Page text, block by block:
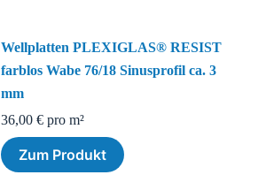
Wellplatten PLEXIGLAS® RESIST
farblos Wabe 76/18 Sinusprofil ca. 3
mm
36,00 €pro m²
Zum Produkt